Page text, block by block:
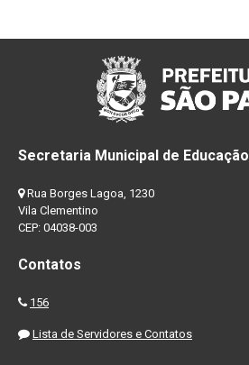
Secretaria Municipal de Educação
Rua Borges Lagoa, 1230
Vila Clementino
CEP: 04038-003
Contatos
156
Lista de Servidores e Contatos